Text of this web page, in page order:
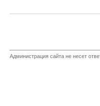
Администрация сайта не несет